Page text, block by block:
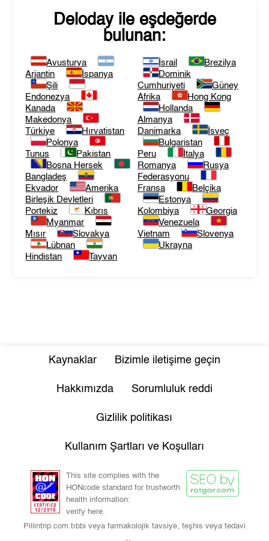
Delodayile eşdeğerde
bulunan:
Avusturya
Arjantin
İspanya
Şili
Endonezya
Kanada
Makedonya
Türkiye
Hırvatistan
Polonya
Tunus
Pakistan
Bosna Hersek
Bangladeş
Ekvador
Amerika
Birleşik Devletleri
Portekiz
Kıbrıs
Myanmar
Mısır
Slovakya
Lübnan
Hindistan
Tayvan
İsrail
Brezilya
Dominik
Cumhuriyeti
Güney
Afrika
Hong Kong
Hollanda
Almanya
Danimarka
İsveç
Bulgaristan
Peru
İtalya
Romanya
Rusya
Federasyonu
Fransa
Belçika
Estonya
Kolombiya
Georgia
Venezuela
Vietnam
Slovenya
Ukrayna
Kaynaklar Bizimle iletişime geçin
Hakkımızda Sorumluluk reddi
Gizlilik politikası
Kullanım Şartları ve Koşulları
This site complies with the
HONcode standard for trustworth
health information:
verify here.
Pillintrip.com tıbbi veya farmakolojik tavsiye, teşhis veya tedavi